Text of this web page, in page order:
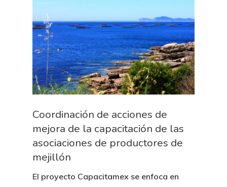
Coordinación de acciones de
mejora de la capacitación de las
asociaciones de productores de
mejillón
El proyecto Capacitamex se enfoca en